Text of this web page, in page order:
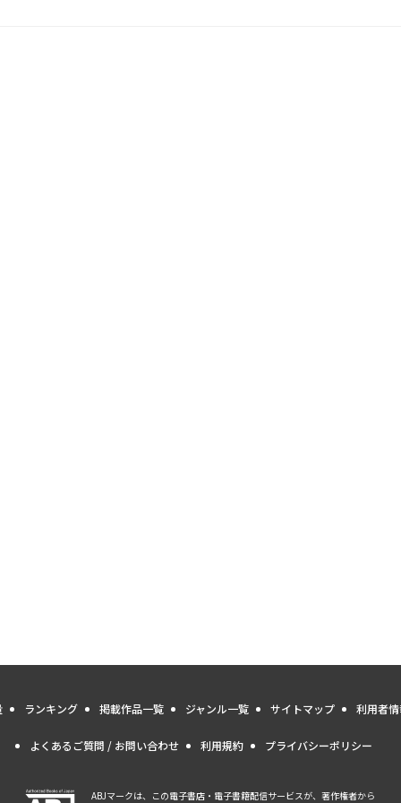
ランキング 掲載作品一覧 ジャンル一覧 サイトマップ 利用者
よくあるご質問 / お問い合わせ 利用規約 プライバシーポリシー
ABJマークは、この電子書店・電子書籍配信サービスが、著作権者から